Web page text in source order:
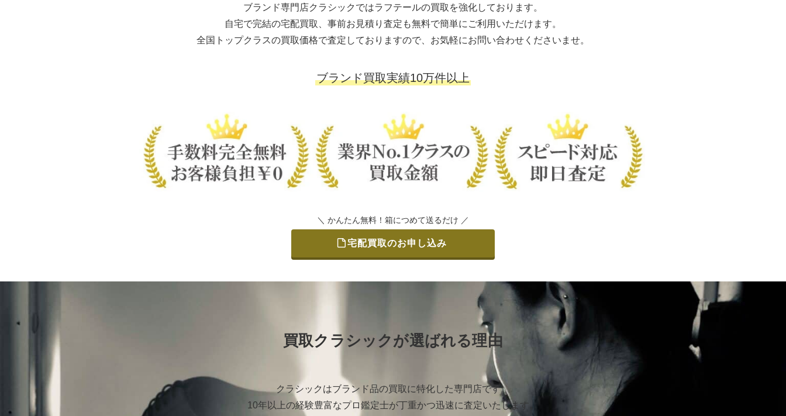
ブランド専門店クラシックではラフテールの買取を強化しております。
自宅で完結の宅配買取、事前お見積り査定も無料で簡単にご利用いただけます。
全国トップクラスの買取価格で査定しておりますので、お気軽にお問い合わせくださいませ。
ブランド買取実績10万件以上
＼ かんたん無料！箱につめて送るだけ ／
宅配買取のお申し込み
買取クラシックが選ばれる理由
クラシックはブランド品の買取に特化した専門店です。
10年以上の経験豊富なプロ鑑定士が丁重かつ迅速に査定いたします。